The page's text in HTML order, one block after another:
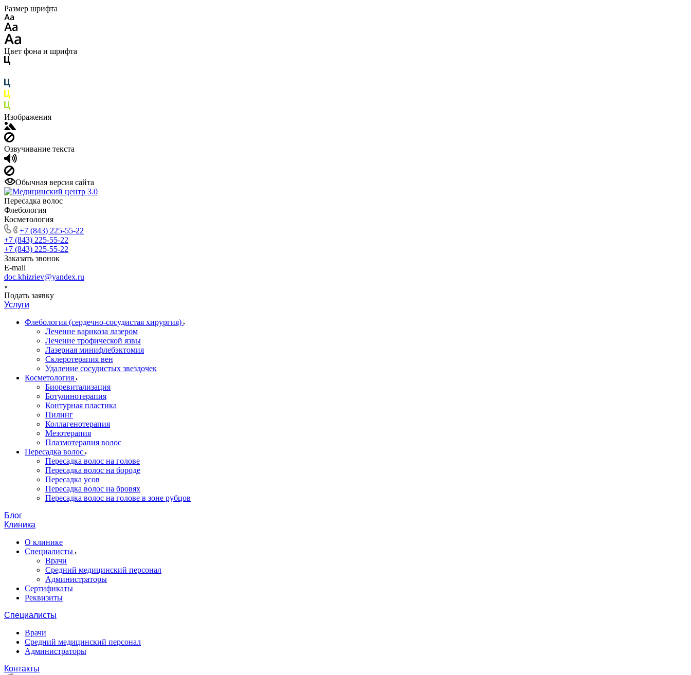
Размер шрифта
Цвет фона и шрифта
Изображения
Озвучивание текста
Обычная версия сайта
Пересадка волос
Флебология
Косметология
+7 (843) 225-55-22
+7 (843) 225-55-22
+7 (843) 225-55-22
Заказать звонок
E-mail
doc.khizriev@yandex.ru
Подать заявку
Услуги
Флебология (сердечно-сосудистая хирургия)
Лечение варикоза лазером
Лечение трофической язвы
Лазерная минифлебэктомия
Cклеротерапия вен
Удаление сосудистых звездочек
Косметология
Биоревитализация
Ботулинотерапия
Контурная пластика
Пилинг
Коллагенотерапия
Мезотерапия
Плазмотерапия волос
Пересадка волос
Пересадка волос на голове
Пересадка волос на бороде
Пересадка усов
Пересадка волос на бровях
Пересадка волос на голове в зоне рубцов
Блог
Клиника
О клинике
Специалисты
Врачи
Средний медицинский персонал
Администраторы
Сертификаты
Реквизиты
Специалисты
Врачи
Средний медицинский персонал
Администраторы
Контакты